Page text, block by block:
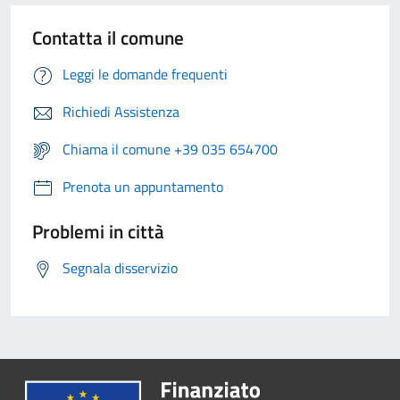
Contatta il comune
Leggi le domande frequenti
Richiedi Assistenza
Chiama il comune +39 035 654700
Prenota un appuntamento
Problemi in città
Segnala disservizio